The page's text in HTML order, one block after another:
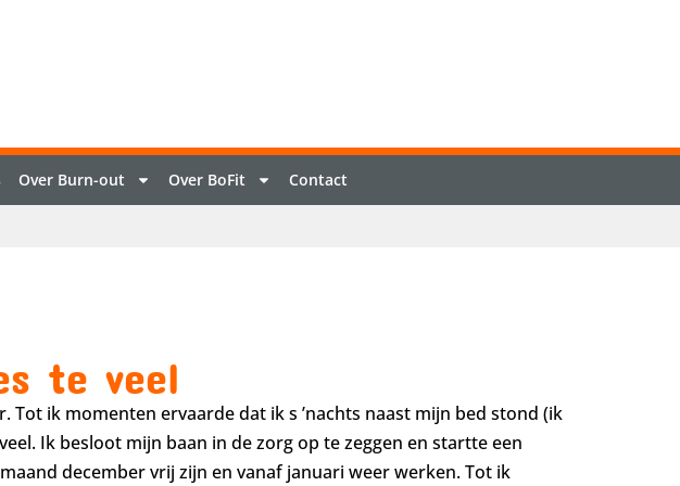
Over Burn-out Over BoFit Contact
te veel
Tot ik momenten ervaarde dat ik s ’nachts naast mijn bed stond (ik
Ik besloot mijn baan in de zorg op te zeggen en startte een
december vrij zijn en vanaf januari weer werken. Tot ik